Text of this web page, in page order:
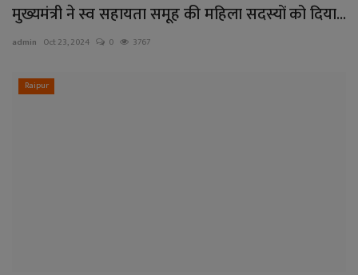
मुख्यमंत्री ने स्व सहायता समूह की महिला सदस्यों को दिया...
admin Oct 23, 2024 0 3767
Raipur